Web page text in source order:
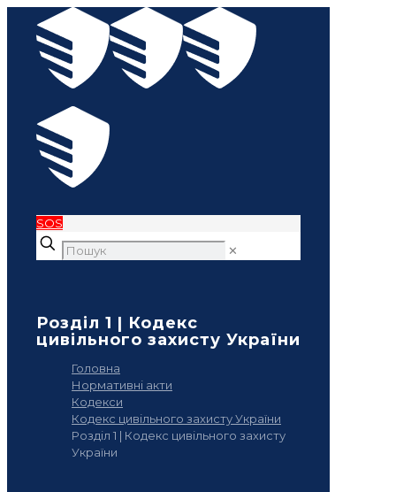
SOS
✕
Розділ 1 | Кодекс
цивільного захисту України
Головна
Нормативні акти
Кодекси
Кодекс цивільного захисту України
Розділ 1 | Кодекс цивільного захисту
України